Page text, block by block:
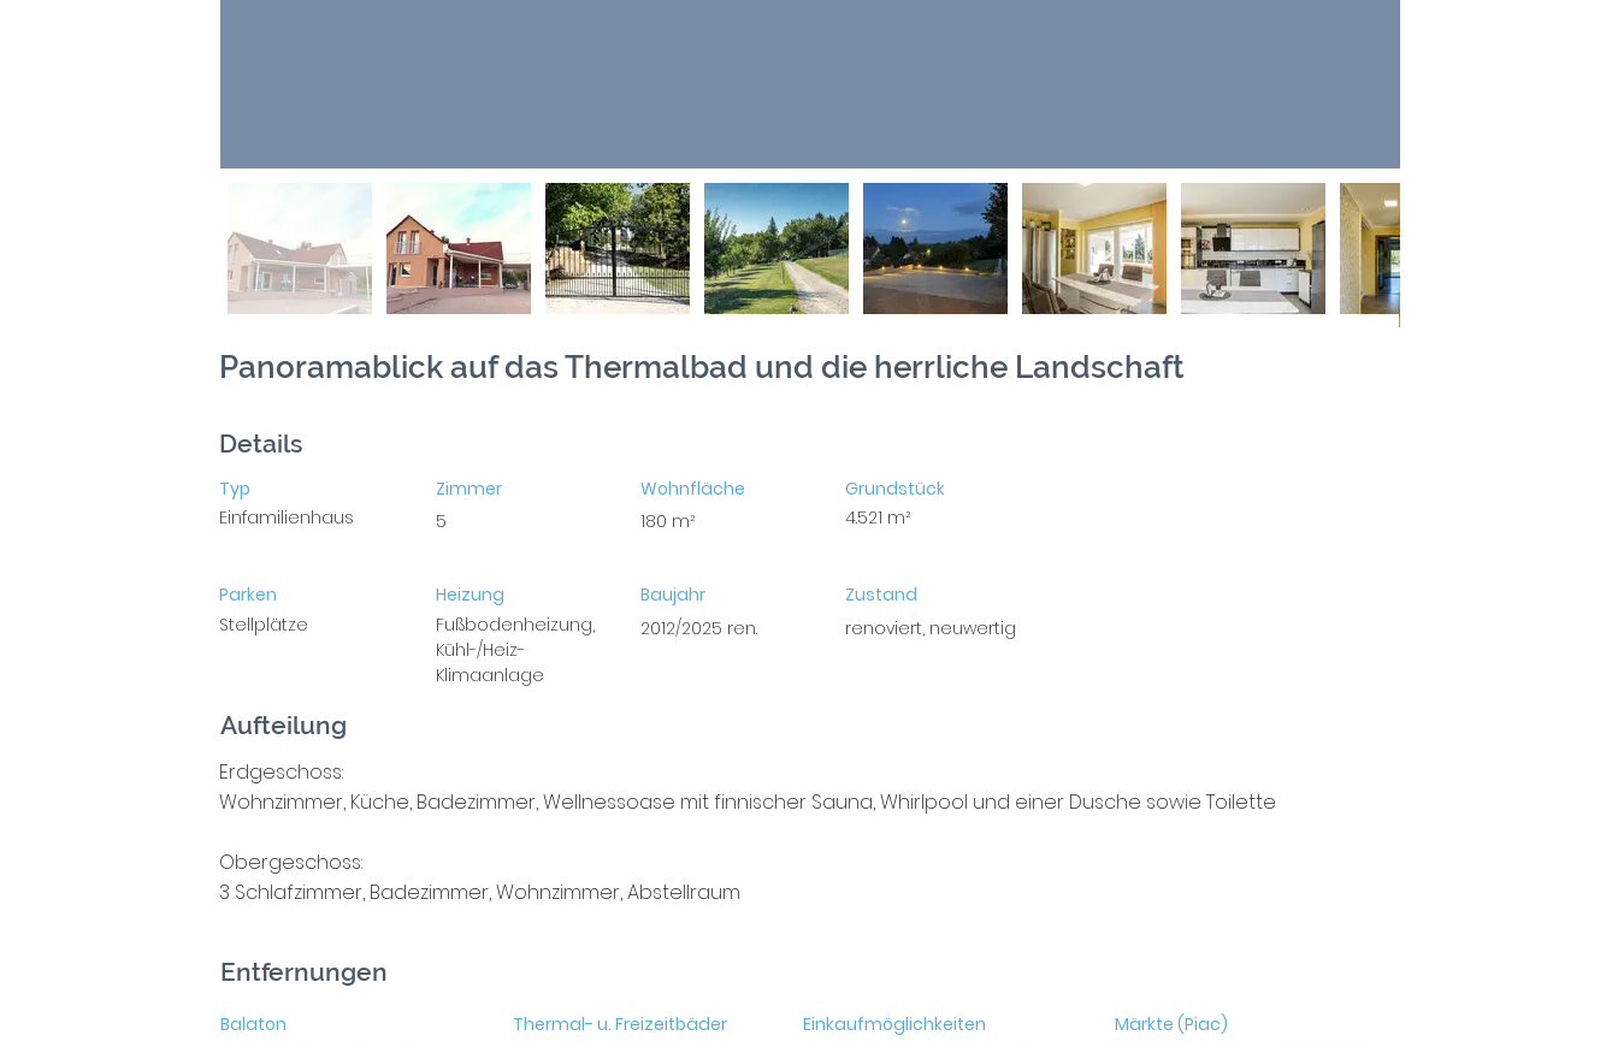
Panoramablick auf das Thermalbad und die herrliche Landschaft
Aufteilung
Erdgeschoss:
Wohnzimmer, Küche, Badezimmer, Wellnessoase mit finnischer Sauna, Whirlpool und einer Dusche sowie Toilette
Obergeschoss:
3 Schlafzimmer, Badezimmer, Wohnzimmer, Abstellraum
Entfernungen
Balaton
Thermal- u. Freizeitbäder
Einkaufmöglichkeiten
Märkte (Piac)
Details
Typ
Einfamilienhaus
Zimmer
5
Wohnfläche
180 m²
Grundstück
4.521 m²
Parken
Stellplätze
Heizung
Fußbodenheizung,
Kühl-/Heiz-
Klimaanlage
Baujahr
2012/2025 ren.
Zustand
renoviert, neuwertig